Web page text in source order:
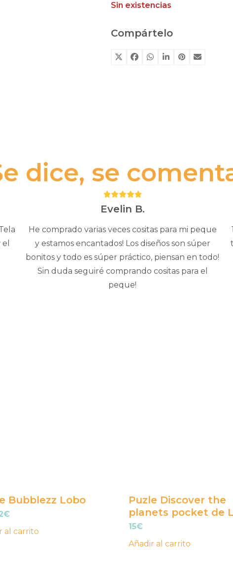
Sin existencias
Compártelo
dice, se
Puntuación:
5
Evelin B.
He comprado varias veces cositas para mi peque
y estamos encantados! Los diseños son súper
bonitos y todo es súper práctico, piensan en todo!
Sin duda seguiré comprando cositas para el
peque!
Bubblezz Lobo
€El
actual
al carrito
Puzle Discover the
planets pocket de
15€
Añadir al carrito